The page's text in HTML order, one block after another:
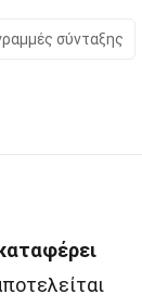
σύνταξης